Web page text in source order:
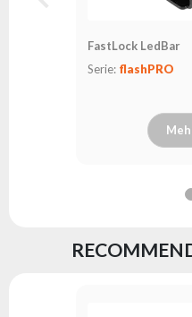
FastLock LedBar
Serie: flashPRO